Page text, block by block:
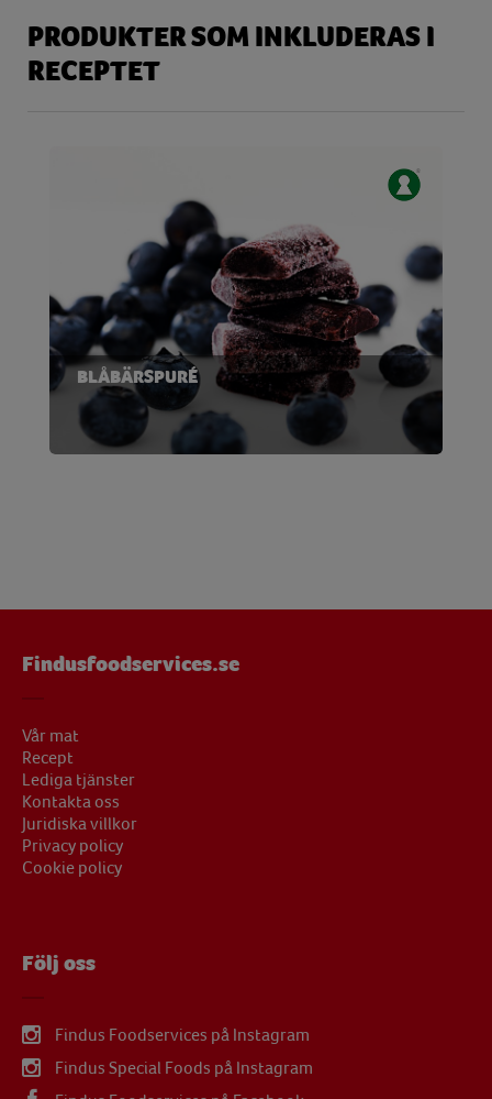
PRODUKTER SOM INKLUDERAS I
RECEPTET
BLÅBÄRSPURÉ
Findusfoodservices.se
Vår mat
Recept
Lediga tjänster
Kontakta oss
Juridiska villkor
Privacy policy
Cookie policy
Följ oss
Findus Foodservices på Instagram
Findus Special Foods på Instagram